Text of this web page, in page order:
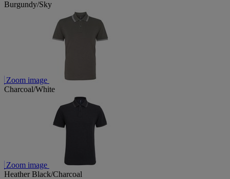
Burgundy/Sky
Zoom image
Charcoal/White
Zoom image
Heather Black/Charcoal